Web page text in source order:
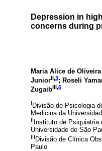
Depression in
concerns during
Maria Alice de Oliveira
JuniorII,3; Roseli
ZugaibIII,6
I Divisão de Psicologia
Medicina da
II Instituto de
Universidade de São
IIIDivisão de Clínica
Paulo